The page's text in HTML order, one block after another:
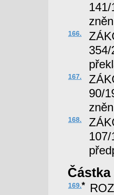
166.
167.
90/
168.
169.*